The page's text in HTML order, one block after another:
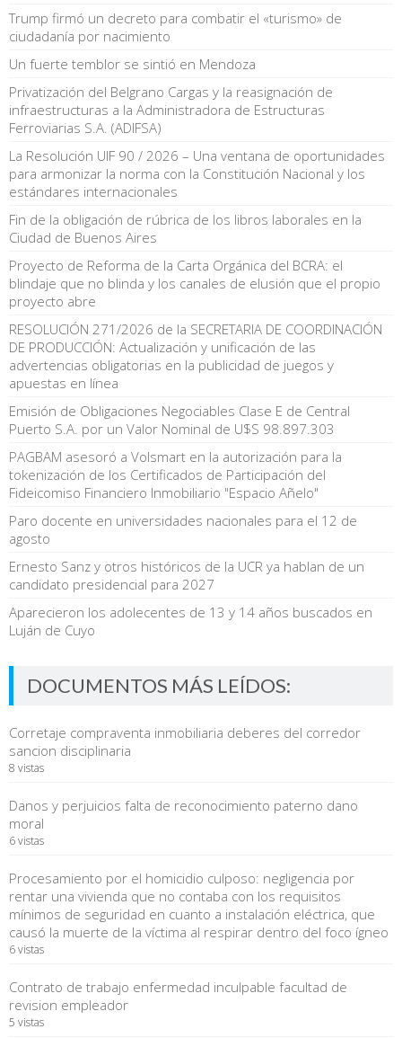
Trump firmó un decreto para combatir el «turismo» de
ciudadanía por nacimiento
Un fuerte temblor se sintió en Mendoza
Privatización del Belgrano Cargas y la reasignación de
infraestructuras a la Administradora de Estructuras
Ferroviarias S.A. (ADIFSA)
La Resolución UIF 90 / 2026 – Una ventana de oportunidades
para armonizar la norma con la Constitución Nacional y los
estándares internacionales
Fin de la obligación de rúbrica de los libros laborales en la
Ciudad de Buenos Aires
Proyecto de Reforma de la Carta Orgánica del BCRA: el
blindaje que no blinda y los canales de elusión que el propio
proyecto abre
RESOLUCIÓN 271/2026 de la SECRETARIA DE COORDINACIÓN
DE PRODUCCIÓN: Actualización y unificación de las
advertencias obligatorias en la publicidad de juegos y
apuestas en línea
Emisión de Obligaciones Negociables Clase E de Central
Puerto S.A. por un Valor Nominal de U$S 98.897.303
PAGBAM asesoró a Volsmart en la autorización para la
tokenización de los Certificados de Participación del
Fideicomiso Financiero Inmobiliario "Espacio Añelo"
Paro docente en universidades nacionales para el 12 de
agosto
Ernesto Sanz y otros históricos de la UCR ya hablan de un
candidato presidencial para 2027
Aparecieron los adolecentes de 13 y 14 años buscados en
Luján de Cuyo
DOCUMENTOS MÁS LEÍDOS:
Corretaje compraventa inmobiliaria deberes del corredor
sancion disciplinaria
8 vistas
Danos y perjuicios falta de reconocimiento paterno dano
moral
6 vistas
Procesamiento por el homicidio culposo: negligencia por
rentar una vivienda que no contaba con los requisitos
mínimos de seguridad en cuanto a instalación eléctrica, que
causó la muerte de la víctima al respirar dentro del foco ígneo
6 vistas
Contrato de trabajo enfermedad inculpable facultad de
revision empleador
5 vistas